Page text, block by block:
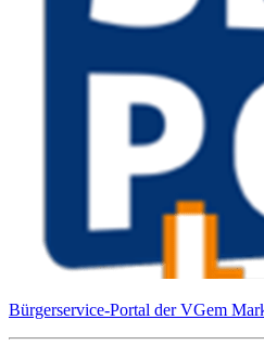
Bürgerservice-Portal der VGem